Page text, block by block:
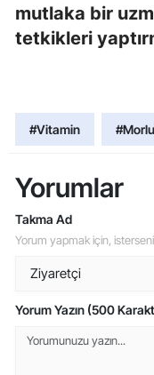
mutlaka bir
tetkikleri
#Vitamin
Yorumlar
Takma Ad
Yorum yapmak için,
Yorum Yazın (500